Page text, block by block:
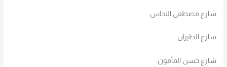
شارع مصطفى النحاس.
شارع الطيران.
شارع حسن المأمون.